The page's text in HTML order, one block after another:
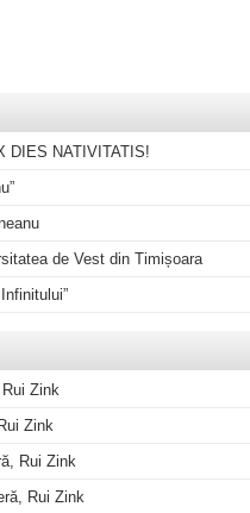
DIES NATIVITATIS!
de Vest din Timișoara
Zink
Zink
Rui Zink
Rui Zink